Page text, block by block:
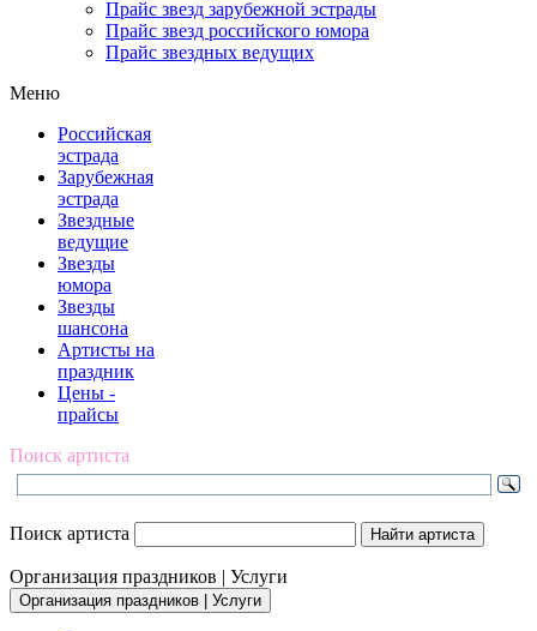
Прайс звезд зарубежной эстрады
Прайс звезд российского юмора
Прайс звездных ведущих
Меню
Российская
эстрада
Зарубежная
эстрада
Звездные
ведущие
Звезды
юмора
Звезды
шансона
Артисты на
праздник
Цены -
прайсы
Поиск артиста
Поиск артиста
Организация праздников | Услуги
Организация праздников | Услуги